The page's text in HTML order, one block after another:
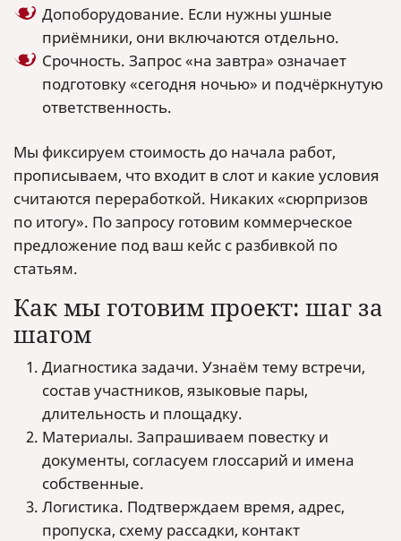
Допоборудование. Если нужны ушные
приёмники, они включаются отдельно.
Срочность. Запрос «на завтра» означает
подготовку «сегодня ночью» и подчёркнутую
ответственность.
Мы фиксируем стоимость до начала работ,
прописываем, что входит в слот и какие условия
считаются переработкой. Никаких «сюрпризов
по итогу». По запросу готовим коммерческое
предложение под ваш кейс с разбивкой по
статьям.
Как мы готовим проект: шаг за
шагом
Диагностика задачи. Узнаём тему встречи,
состав участников, языковые пары,
длительность и площадку.
Материалы. Запрашиваем повестку и
документы, согласуем глоссарий и имена
собственные.
Логистика. Подтверждаем время, адрес,
пропуска, схему рассадки, контакт